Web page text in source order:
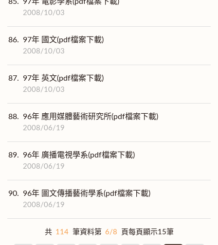
2008/10/03
86. 97年 國文(pdf檔案下載)
2008/10/03
87. 97年 英文(pdf檔案下載)
2008/10/03
88. 96年 應用媒體藝術研究所(pdf檔案下載)
2008/06/19
89. 96年 廣播電視學系(pdf檔案下載)
2008/06/19
90. 96年 圖文傳播藝術學系(pdf檔案下載)
2008/06/19
共 114 筆資料第 6/8 頁每頁顯示15筆